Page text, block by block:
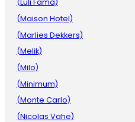
(Luli Fama)
(Maison Hotel)
(Marlies Dekkers)
(Melik)
(Milo)
(Minimum)
(Monte Carlo)
(Nicolas Vahe)